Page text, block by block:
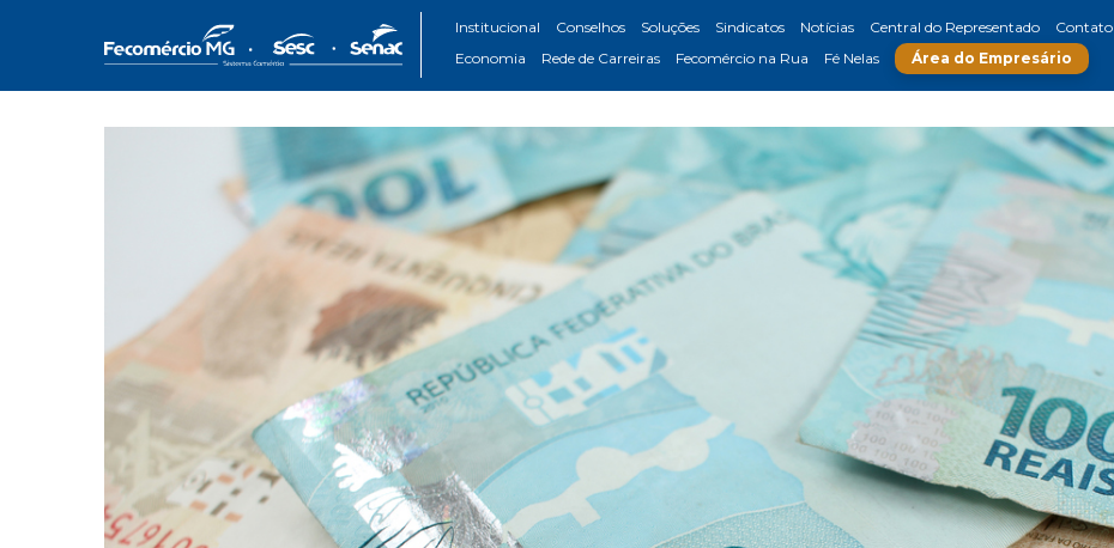
Institucional Conselhos Soluções Sindicatos Notícias Central do Representado
Contato
Economia
Rede de Carreiras Fecomércio na Rua Fé Nelas Área do Empresário